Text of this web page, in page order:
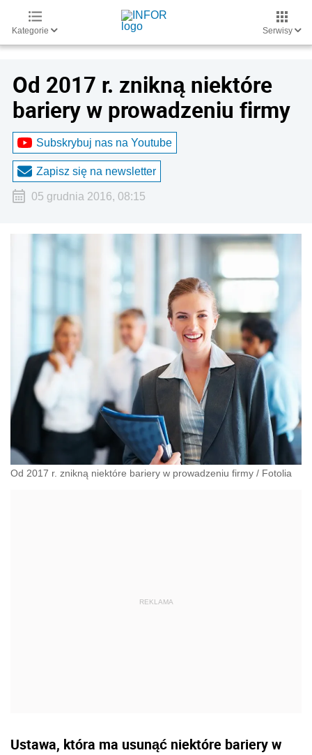
Kategorie Serwisy
Od 2017 r. znikną niektóre
bariery w prowadzeniu firmy
Subskrybuj nas na Youtube
Zapisz się na newsletter
05 grudnia 2016, 08:15
Od 2017 r. znikną niektóre bariery w prowadzeniu firmy / Fotolia
Ustawa, która ma usunąć niektóre bariery w